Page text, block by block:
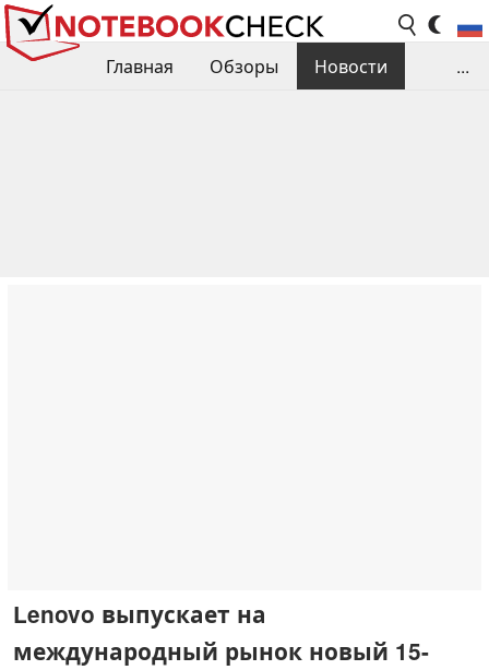
Главная Обзоры
Новости
...
Lenovo выпускает на
международный рынок новый 15-